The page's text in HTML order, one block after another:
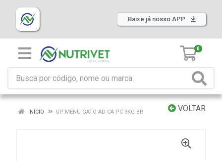
Baixe já nosso APP
0
VOLTAR
INÍCIO GP MENU GATO AD CA PC 3KG BR